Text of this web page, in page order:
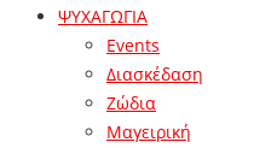
ΨΥΧΑΓΩΓΙΑ
Events
Διασκέδαση
Ζώδια
Μαγειρική